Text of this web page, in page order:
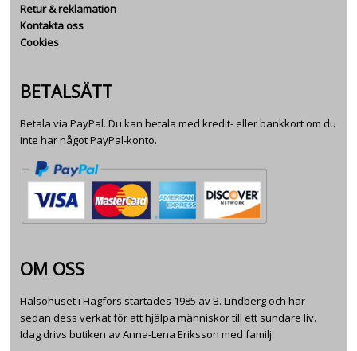
Retur & reklamation
Kontakta oss
Cookies
BETALSÄTT
Betala via PayPal. Du kan betala med kredit- eller bankkort om du
inte har något PayPal-konto.
OM OSS
Hälsohuset i Hagfors startades 1985 av B. Lindberg och har
sedan dess verkat för att hjälpa människor till ett sundare liv.
Idag drivs butiken av Anna-Lena Eriksson med familj.